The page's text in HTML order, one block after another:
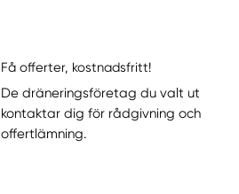
Få offerter, kostnadsfritt!
De dräneringsföretag du valt ut
kontaktar dig för rådgivning och
offertlämning.